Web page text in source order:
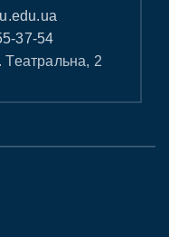
37-54
Театральна, 2